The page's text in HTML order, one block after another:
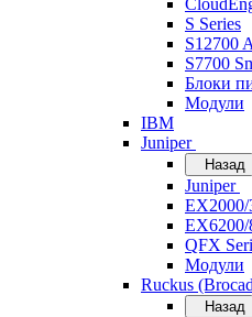
S Series
S12700
S7700
Блоки
Модули
IBM
Juniper
Назад
Juniper
EX2000/
EX6200/
QFX
Модули
Ruckus
Назад